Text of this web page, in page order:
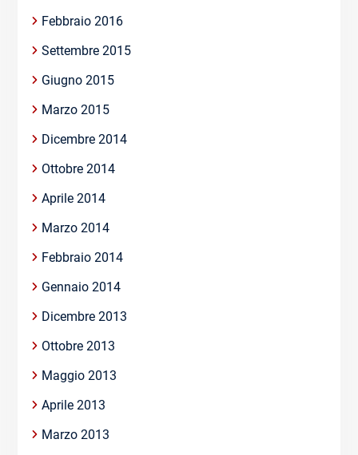
Febbraio 2016
Settembre 2015
Giugno 2015
Marzo 2015
Dicembre 2014
Ottobre 2014
Aprile 2014
Marzo 2014
Febbraio 2014
Gennaio 2014
Dicembre 2013
Ottobre 2013
Maggio 2013
Aprile 2013
Marzo 2013